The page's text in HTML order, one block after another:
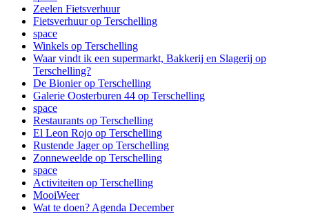
Zeelen Fietsverhuur
Fietsverhuur op Terschelling
space
Winkels op Terschelling
Waar vindt ik een supermarkt, Bakkerij en Slagerij op
Terschelling?
De Bionier op Terschelling
Galerie Oosterburen 44 op Terschelling
space
Restaurants op Terschelling
El Leon Rojo op Terschelling
Rustende Jager op Terschelling
Zonneweelde op Terschelling
space
Activiteiten op Terschelling
MooiWeer
Wat te doen? Agenda December